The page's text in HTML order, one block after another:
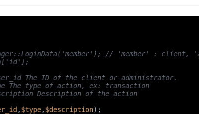
// 'member' : client,
The ID of the client or administrator.
The type of action, ex: transaction
Description of the action
,$type,$description);